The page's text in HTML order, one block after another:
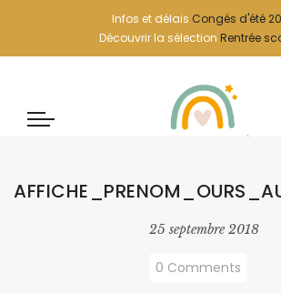
Infos et délais Congés d'été
Découvrir la sélection Rentrée
25 septembre 2018
0 Comments